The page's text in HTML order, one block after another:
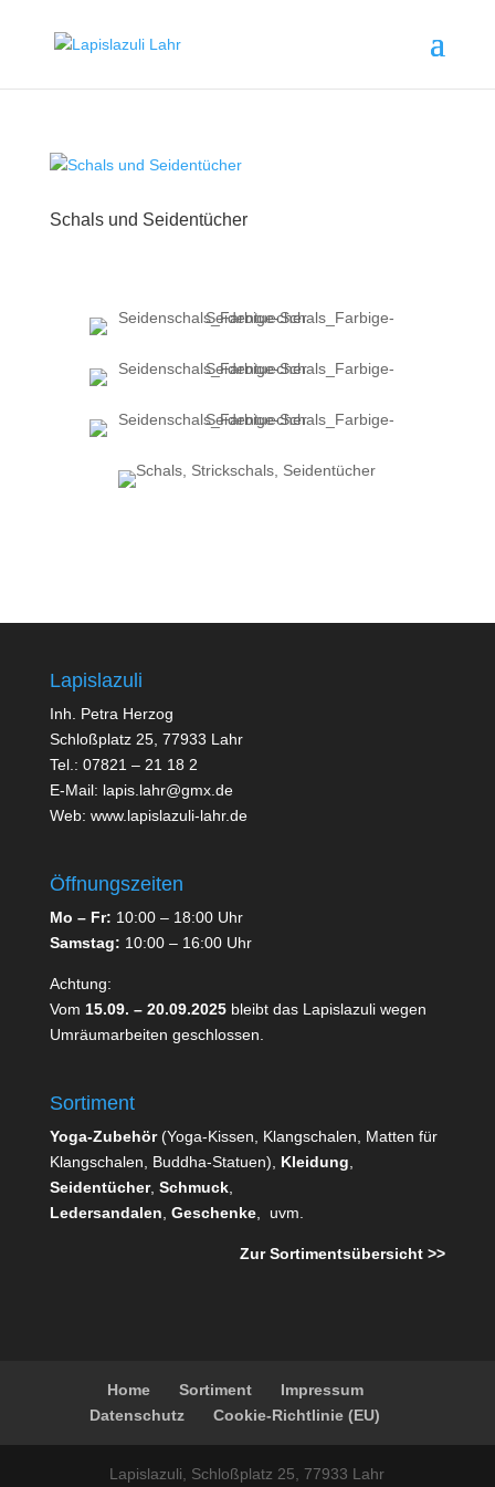
Schals und Seidentücher
Lapislazuli
Inh. Petra Herzog
Schloßplatz 25, 77933 Lahr
Tel.: 07821 – 21 18 2
E-Mail: lapis.lahr@gmx.de
Web: www.lapislazuli-lahr.de
Öffnungszeiten
Mo –Fr: 10:00 – 18:00 Uhr
Samstag: 10:00 – 16:00 Uhr
Achtung:
Vom 15.09. – 20.09.2025bleibt das Lapislazuli wegen
Umräumarbeiten geschlossen.
Sortiment
Yoga-Zubehör(Yoga-Kissen, Klangschalen, Matten für
Klangschalen, Buddha-Statuen), Kleidung,
Seidentücher, Schmuck,
Ledersandalen, Geschenke, uvm.
Zur Sortimentsübersicht >>
Home Sortiment
Impressum
Datenschutz
Cookie-Richtlinie (EU)
Lapislazuli, Schloßplatz 25, 77933 Lahr